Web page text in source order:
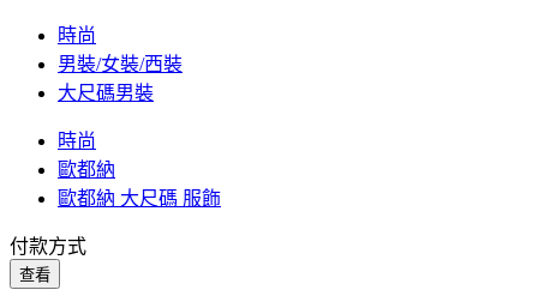
時尚
男裝/女裝/西裝
大尺碼男裝
時尚
歐都納
歐都納 大尺碼 服飾
付款方式
查看